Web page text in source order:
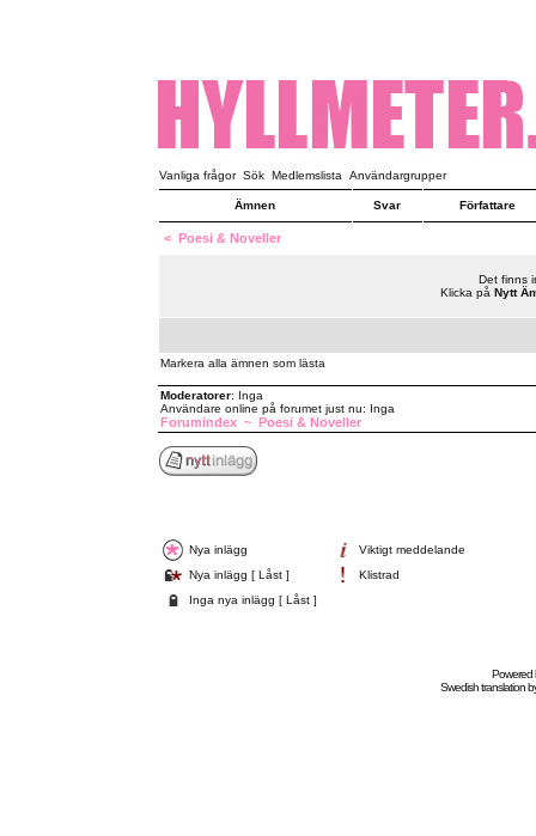
Vanliga frågor Sök Medlemslista Användargrupper
Ämnen Svar Författare
< Poesi & Noveller
Det finns
Klicka på Nytt
Markera alla ämnen som lästa
Moderatorer: Inga
Användare online på forumet just nu: Inga
Forumindex~ Poesi & Noveller
Nya inlägg
Viktigt meddelande
Nya inlägg [ Låst ]
Klistrad
Inga nya inlägg [ Låst ]
Powered
Swedishtranslation